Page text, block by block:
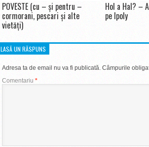
POVESTE (cu – și pentru –
cormorani, pescari și alte
vietăți)
Hol a Hal? –
pe Ipoly
LASĂ UN RĂSPUNS
Adresa ta de email nu va fi publicată. Câmpurile
Comentariu*